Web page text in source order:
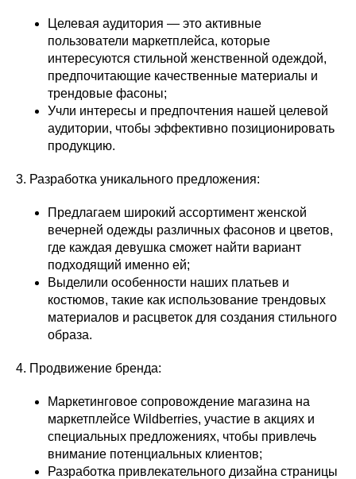
Целевая аудитория — это активные
пользователи маркетплейса, которые
интересуются стильной женственной одеждой,
предпочитающие качественные материалы и
трендовые фасоны;
Учли интересы и предпочтения нашей целевой
аудитории, чтобы эффективно позиционировать
продукцию.
3. Разработка уникального предложения:
Предлагаем широкий ассортимент женской
вечерней одежды различных фасонов и цветов,
где каждая девушка сможет найти вариант
подходящий именно ей;
Выделили особенности наших платьев и
костюмов, такие как использование трендовых
материалов и расцветок для создания стильного
образа.
4. Продвижение бренда:
Маркетинговое сопровождение магазина на
маркетплейсе Wildberries, участие в акциях и
специальных предложениях, чтобы привлечь
внимание потенциальных клиентов;
Разработка привлекательного дизайна страницы